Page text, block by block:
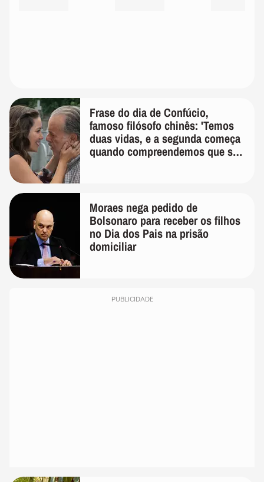
Frase do dia de Confúcio,
famoso filósofo chinês: 'Temos
duas vidas, e a segunda começa
quando compreendemos que só
Moraes nega pedido de
Bolsonaro para receber os filhos
no Dia dos Pais na prisão
domiciliar
PUBLICIDADE